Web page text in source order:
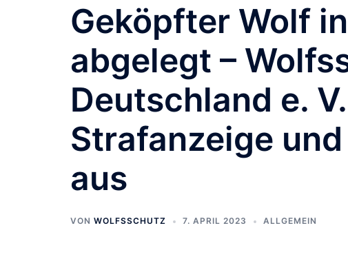
Geköpfter Wolf
abgelegt –
Deutschland e.
Strafanzeige
aus
VON WOLFSSCHUTZ 7. APRIL 2023 ALLGEMEIN